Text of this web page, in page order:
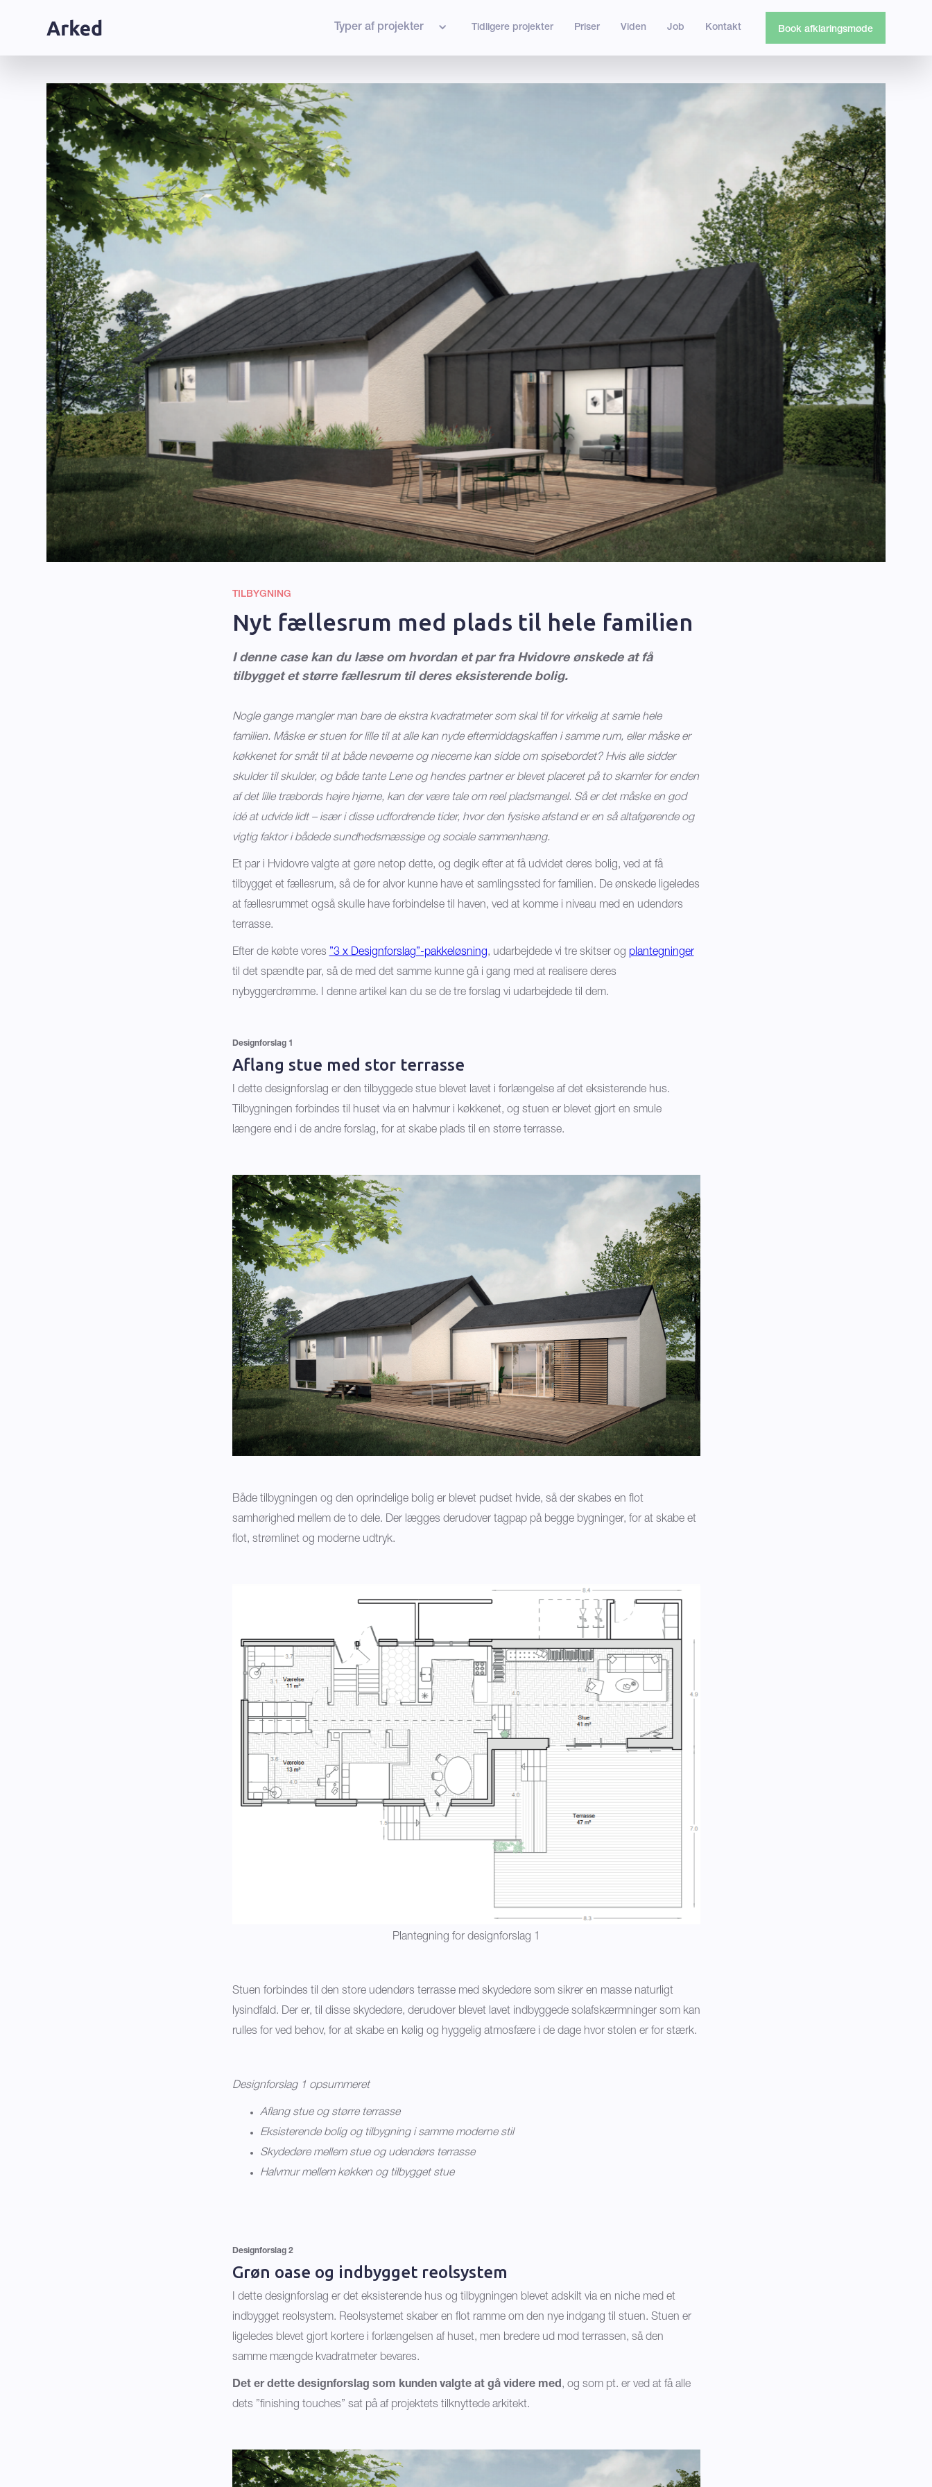
Typer af projekter Tidligere projekter Priser Viden Job Kontakt Book afklaringsmøde
TILBYGNING
Nyt fællesrum med plads til hele familien
I denne case kan du læse om hvordan et par fra Hvidovre ønskede at få
tilbygget et større fællesrum til deres eksisterende bolig.
Nogle gange mangler man bare de ekstra kvadratmeter som skal til for virkelig at samle hele
familien. Måske er stuen for lille til at alle kan nyde eftermiddagskaffen i samme rum, eller måske er
køkkenet for småt til at både nevøerne og niecerne kan sidde om spisebordet? Hvis alle sidder
skulder til skulder, og både tante Lene og hendes partner er blevet placeret på to skamler for enden
af det lille træbords højre hjørne, kan der være tale om reel pladsmangel. Så er det måske en god
idé at udvide lidt – især i disse udfordrende tider, hvor den fysiske afstand er en så altafgørende og
vigtig faktor i bådede sundhedsmæssige og sociale sammenhæng.
Et par i Hvidovre valgte at gøre netop dette, og degik efter at få udvidet deres bolig, ved at få
tilbygget et fællesrum, så de for alvor kunne have et samlingssted for familien. De ønskede ligeledes
at fællesrummet også skulle have forbindelse til haven, ved at komme i niveau med en udendørs
terrasse.
Efter de købte vores ”3 x Designforslag”-pakkeløsning, udarbejdede vi tre skitser og plantegninger
til det spændte par, så de med det samme kunne gå i gang med at realisere deres
nybyggerdrømme. I denne artikel kan du se de tre forslag vi udarbejdede til dem.
Designforslag 1
Aflang stue med stor terrasse
I dette designforslag er den tilbyggede stue blevet lavet i forlængelse af det eksisterende hus.
Tilbygningen forbindes til huset via en halvmur i køkkenet, og stuen er blevet gjort en smule
længere end i de andre forslag, for at skabe plads til en større terrasse.
Både tilbygningen og den oprindelige bolig er blevet pudset hvide, så der skabes en flot
samhørighed mellem de to dele. Der lægges derudover tagpap på begge bygninger, for at skabe et
flot, strømlinet og moderne udtryk.
Plantegning for designforslag 1
Stuen forbindes til den store udendørs terrasse med skydedøre som sikrer en masse naturligt
lysindfald. Der er, til disse skydedøre, derudover blevet lavet indbyggede solafskærmninger som kan
rulles for ved behov, for at skabe en kølig og hyggelig atmosfære i de dage hvor stolen er for stærk.
Designforslag 1 opsummeret
Aflang stue og større terrasse
Eksisterende bolig og tilbygning i samme moderne stil
Skydedøre mellem stue og udendørs terrasse
Halvmur mellem køkken og tilbygget stue
Designforslag 2
Grøn oase og indbygget reolsystem
I dette designforslag er det eksisterende hus og tilbygningen blevet adskilt via en niche med et
indbygget reolsystem. Reolsystemet skaber en flot ramme om den nye indgang til stuen. Stuen er
ligeledes blevet gjort kortere i forlængelsen af huset, men bredere ud mod terrassen, så den
samme mængde kvadratmeter bevares.
Det er dette designforslag som kunden valgte at gå videre med, og som pt. er ved at få alle
dets ”finishing touches” sat på af projektets tilknyttede arkitekt.